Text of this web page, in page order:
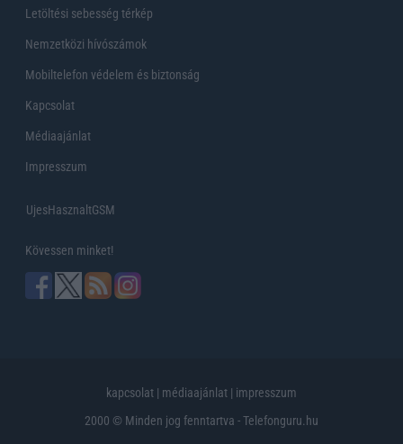
Letöltési sebesség térkép
Nemzetközi hívószámok
Mobiltelefon védelem és biztonság
Kapcsolat
Médiaajánlat
Impresszum
UjesHasznaltGSM
Kövessen minket!
kapcsolat | médiaajánlat | impresszum
2000 © Minden jog fenntartva - Telefonguru.hu